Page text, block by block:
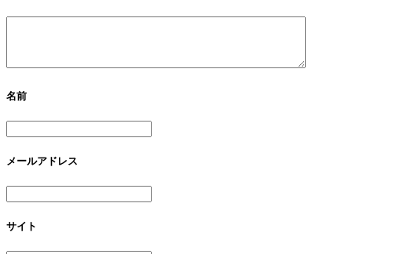
名前
メールアドレス
サイト